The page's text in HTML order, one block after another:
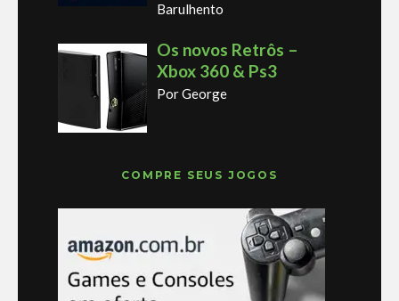
Barulhento
Os novos Retrôs –
Xbox 360 & Ps3
Por George
COMPRE SEUS JOGOS